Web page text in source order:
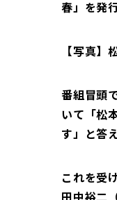
春」を発
【写真】
番組冒頭
いて「松
す」と答
これを受